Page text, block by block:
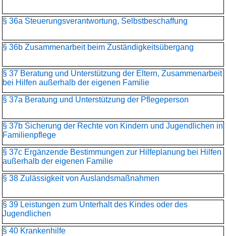
§ 36a Steuerungsverantwortung, Selbstbeschaffung
§ 36b Zusammenarbeit beim Zuständigkeitsübergang
§ 37 Beratung und Unterstützung der Eltern, Zusammenarbeit
bei Hilfen außerhalb der eigenen Familie
§ 37a Beratung und Unterstützung der Pflegeperson
§ 37b Sicherung der Rechte von Kindern und Jugendlichen in
Familienpflege
§ 37c Ergänzende Bestimmungen zur Hilfeplanung bei Hilfen
außerhalb der eigenen Familie
§ 38 Zulässigkeit von Auslandsmaßnahmen
§ 39 Leistungen zum Unterhalt des Kindes oder des
Jugendlichen
§ 40 Krankenhilfe